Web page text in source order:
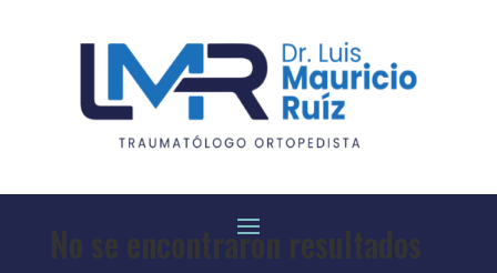
No se encontraron resultados